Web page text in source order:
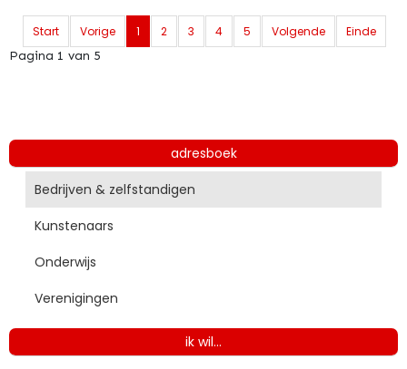
Start Vorige 1 2 3 4 5 Volgende
Einde
Pagina 1 van 5
adresboek
Bedrijven & zelfstandigen
Kunstenaars
Onderwijs
Verenigingen
ik wil...